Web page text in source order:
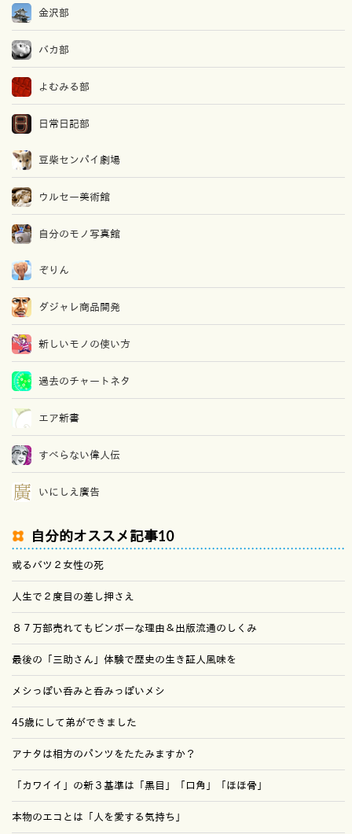
金沢部
バカ部
よむみる部
日常日記部
豆柴センパイ劇場
ウルセー美術館
自分のモノ写真館
ぞりん
ダジャレ商品開発
新しいモノの使い方
過去のチャートネタ
エア新書
すべらない偉人伝
いにしえ廣告
自分的オススメ記事10
或るバツ２女性の死
人生で２度目の差し押さえ
８７万部売れてもビンボーな理由＆出版流通のしくみ
最後の「三助さん」体験で歴史の生き証人風味を
メシっぽい呑みと呑みっぽいメシ
45歳にして弟ができました
アナタは相方のパンツをたたみますか？
「カワイイ」の新３基準は「黒目」「口角」「ほほ骨」
本物のエコとは「人を愛する気持ち」